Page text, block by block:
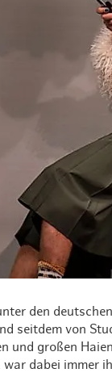
Routen &
Historisches
Grüne
Erlebnis,
den
seitdem von
und großen
dabei immer